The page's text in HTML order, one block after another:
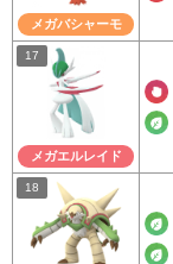
メガバシャーモ
メガエルレイド